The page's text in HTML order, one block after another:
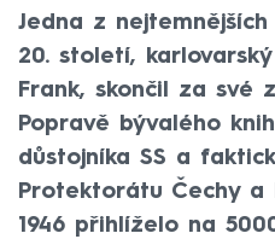
Jedna z
20. století,
Frank, skončil za své
Popravě bývalého
důstojníka SS a
Protektorátu Čechy a
1946 přihlíželo na